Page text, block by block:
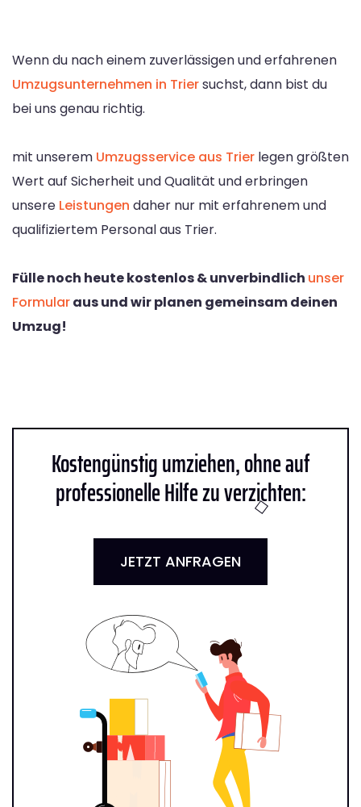
Wenn du nach einem zuverlässigen und erfahrenen
Umzugsunternehmen in Triersuchst, dann bist du
bei uns genau richtig.
mit unserem Umzugsservice aus Trier legen größten
Wert auf Sicherheit und Qualität und erbringen
unsere Leistungen daher nur mit erfahrenem und
qualifiziertem Personal aus Trier.
Fülle noch heute kostenlos & unverbindlich unser
Formularaus und wir planen gemeinsam deinen
Umzug!
Kostengünstig umziehen, ohne auf
professionelle Hilfe zu verzichten:
JETZT ANFRAGEN